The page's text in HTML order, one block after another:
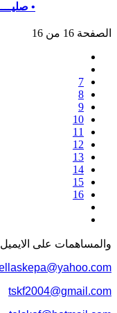
•
الصفحة 16 من 16
7
8
9
10
11
12
13
14
15
16
والمساهمات علی الایمیل
tskf2004@gmail.com